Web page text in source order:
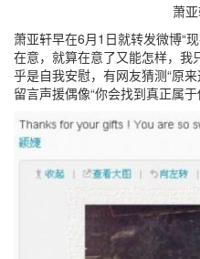
萧亚
萧亚轩早在6月1日就转发微博“
在意，就算在意了又能怎样，我
乎是自我安慰，有网友猜测“原
留言声援偶像“你会找到真正属